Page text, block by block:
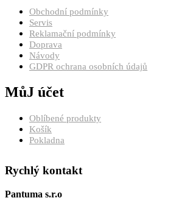
Obchodní podmínky
Servis
Reklamační podmínky
Doprava
Návody
GDPR ochrana osobních údajů
MůJ účet
Oblíbené produkty
Košík
Pokladna
Rychlý kontakt
Pantuma s.r.o